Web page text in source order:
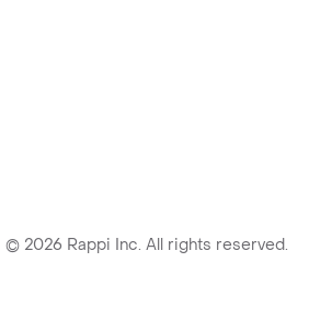
© 2026 Rappi Inc. All rights reserved.